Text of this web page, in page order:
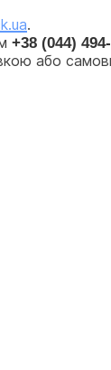
.
+38 (044)
або